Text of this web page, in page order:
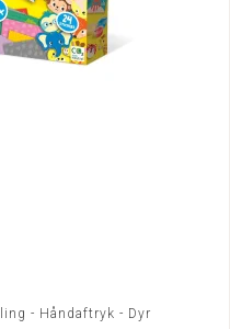
- Håndaftryk - Dyr